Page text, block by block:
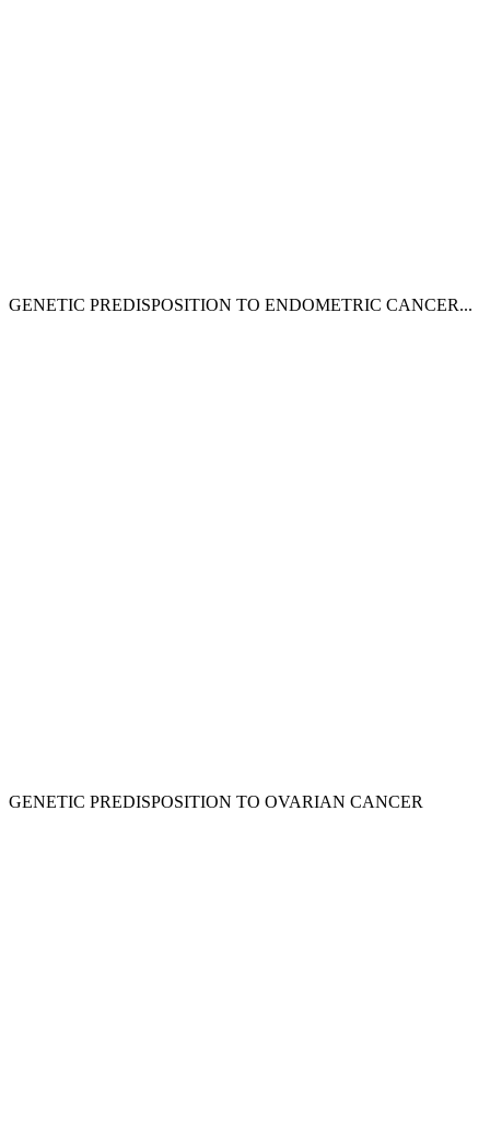
GENETIC PREDISPOSITION TO ENDOMETRIC CANCER...
GENETIC PREDISPOSITION TO OVARIAN CANCER